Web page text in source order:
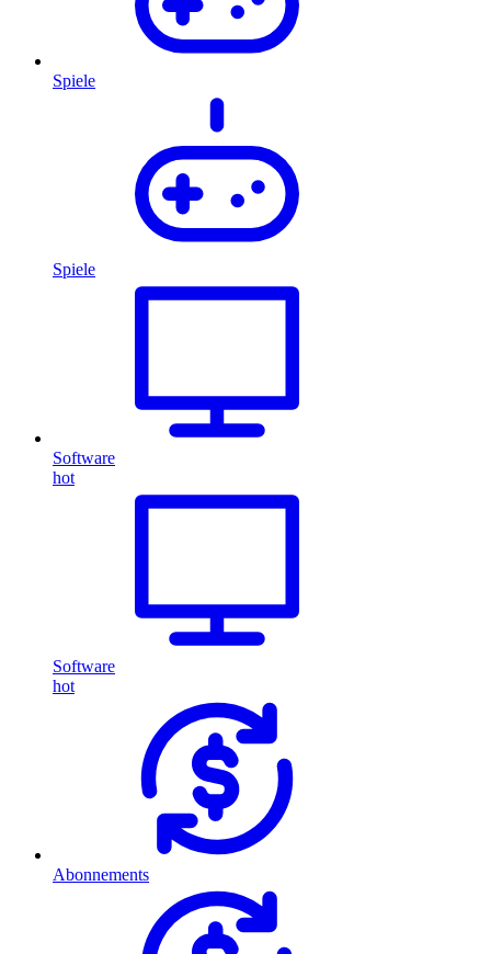
Spiele
Spiele
Software
hot
Software
hot
Abonnements